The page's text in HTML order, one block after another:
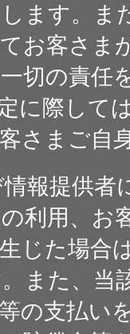
ます。ま
お客さま
切の責任
に際して
さまご自
報提供者
利用、お
じた場合
また、当
の支払い